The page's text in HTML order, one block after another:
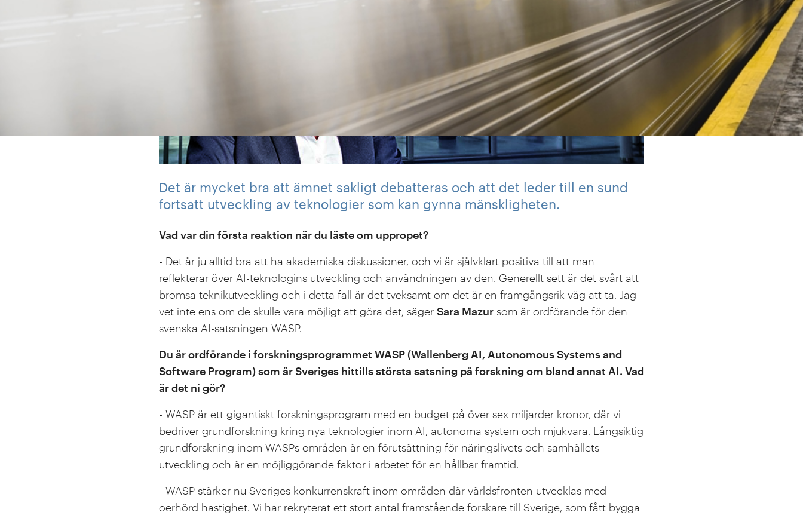
Det är mycket bra att ämnet sakligt debatteras och att det leder till en sund
fortsatt utveckling av teknologier som kan gynna mänskligheten.
Vad var din första reaktion när du läste om uppropet?
- Det är ju alltid bra att ha akademiska diskussioner, och vi är självklart positiva till att man
reflekterar över AI-teknologins utveckling och användningen av den. Generellt sett är det svårt att
bromsa teknikutveckling och i detta fall är det tveksamt om det är en framgångsrik väg att ta. Jag
vet inte ens om de skulle vara möjligt att göra det, säger Sara Mazur som är ordförande för den
svenska AI-satsningen WASP.
Du är ordförande i forskningsprogrammet WASP (Wallenberg AI, Autonomous Systems and
Software Program) som är Sveriges hittills största satsning på forskning om bland annat AI. Vad
är det ni gör?
- WASP är ett gigantiskt forskningsprogram med en budget på över sex miljarder kronor, där vi
bedriver grundforskning kring nya teknologier inom AI, autonoma system och mjukvara. Långsiktig
grundforskning inom WASPs områden är en förutsättning för näringslivets och samhällets
utveckling och är en möjliggörande faktor i arbetet för en hållbar framtid.
- WASP stärker nu Sveriges konkurrenskraft inom områden där världsfronten utvecklas med
oerhörd hastighet. Vi har rekryterat ett stort antal framstående forskare till Sverige, som fått bygga